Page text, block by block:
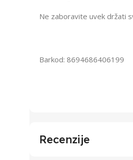
Ne zaboravite uvek držati
Barkod: 8694686406199
Recenzije